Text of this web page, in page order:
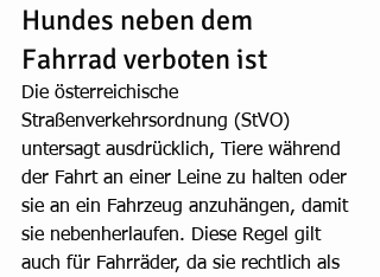
Hundes neben dem
Fahrrad verboten ist
Die österreichische
Straßenverkehrsordnung (StVO)
untersagt ausdrücklich, Tiere während
der Fahrt an einer Leine zu halten oder
sie an ein Fahrzeug anzuhängen, damit
sie nebenherlaufen. Diese Regel gilt
auch für Fahrräder, da sie rechtlich als